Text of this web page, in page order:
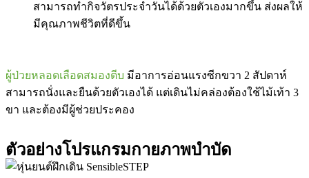
สามารถทำกิจวัตรประจำวันได้ด้วยตัวเองมากขึ้น ส่งผลให้
มีคุณภาพชีวิตที่ดีขึ้น
ผู้ป่วยหลอดเลือดสมองตีบ มีอาการอ่อนแรงซีกขวา 2 สัปดาห์
สามารถนั่งและยืนด้วยตัวเองได้ แต่เดินไม่คล่องต้องใช้ไม้เท้า 3
ขา และต้องมีผู้ช่วยประคอง
ตัวอย่างโปรแกรมกายภาพบำบัด